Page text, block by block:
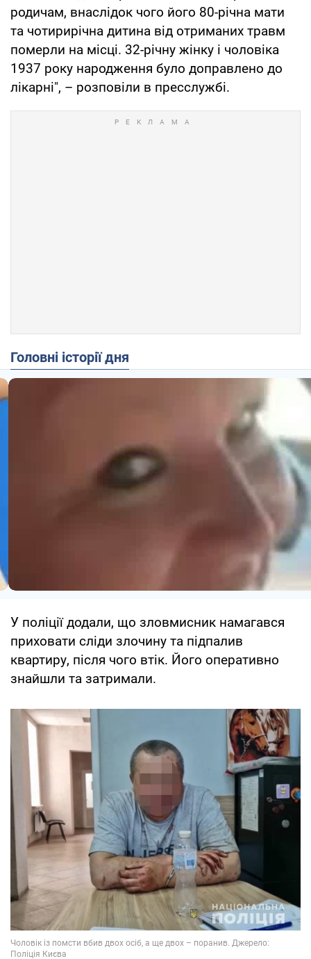
родичам, внаслідок чого його 80-річна мати
та чотирирічна дитина від отриманих травм
померли на місці. 32-річну жінку і чоловіка
1937 року народження було доправлено до
лікарні", – розповіли в пресслужбі.
Головні історії дня
У поліції додали, що зловмисник намагався
приховати сліди злочину та підпалив
квартиру, після чого втік. Його оперативно
знайшли та затримали.